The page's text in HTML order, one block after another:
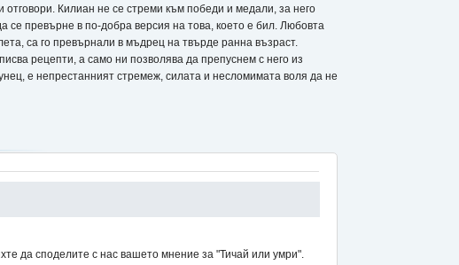
Килиан не се стреми към победи и медали, за него
се превърне в по-добра версия на това, което е бил. Любовта
са го превърнали в мъдрец на твърде ранна възраст.
рецепти, а само ни позволява да препуснем с него из
е непрестанният стремеж, силата и несломимата воля да не
да споделите с нас вашето мнение за "Тичай или умри".